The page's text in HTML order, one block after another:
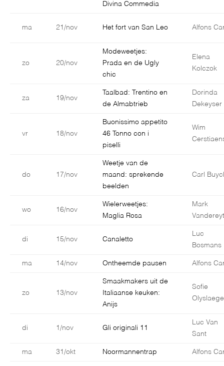
Divina Commedia
ma 21/nov Het fort van San Leo Alfons
zo 20/nov
Modeweetjes:
Prada en de Ugly
chic
Elena
Kolczok
za 19/nov
Taalbad: Trentino en
de Almabtrieb
Dorinda
Dekeyser
vr 18/nov
Buonissimo appetito
46 Tonno con i
piselli
Wim
do 17/nov
Weetje van de
maand: sprekende
beelden
Carl
wo 16/nov
Wielerweetjes:
Maglia Rosa
Mark
Vandereyt
di 15/nov Canaletto
Luc
Bosmans
ma 14/nov Ontheemde pausen Alfons
zo 13/nov
Smaakmakers uit de
Italiaanse keuken:
Anijs
Sofie
di 1/nov Gli originali 11
Luc Van
Sant
ma 31/okt Noormannentrap Alfons